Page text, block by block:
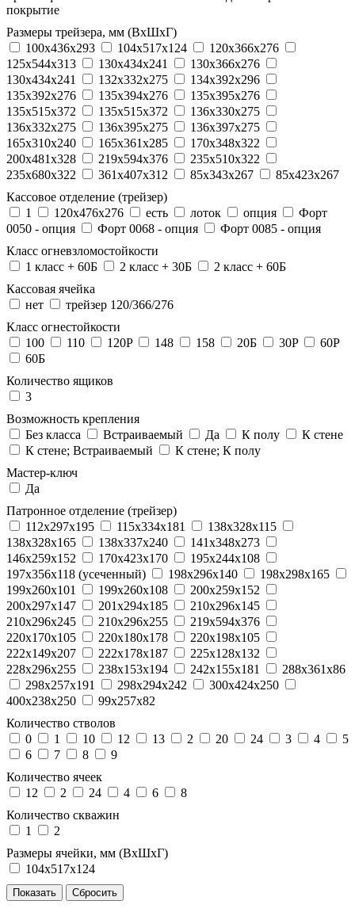
покрытие
Размеры трейзера, мм (ВхШхГ)
100x436x293
104х517х124
120x366x276
125x544x313
130x434x241
130х366х276
130х434х241
132x332x275
134x392x296
135x392x276
135x394x276
135x395x276
135x515x372
135х515х372
136x330x275
136x332x275
136x395x275
136x397x275
165x310x240
165x361x285
170x348x322
200x481x328
219x594x376
235x510x322
235x680x322
361x407x312 85x343x267
85x423x267
Кассовое отделение (трейзер)
1
120х476х276 есть лоток опция
Форт
0050 - опция
Форт 0068 - опция
Форт 0085 - опция
Класс огневзломостойкости
1 класс + 60Б
2 класс + 30Б
2 класс + 60Б
Кассовая ячейка
нет
трейзер 120/366/276
Класс огнестойкости
100
110 120P 148 158 20Б 30P
60P
60Б
Количество ящиков
3
Возможность крепления
Без класса
Встраиваемый Да К полу
К стене
К стене; Встраиваемый
К стене; К полу
Мастер-ключ
Да
Патронное отделение (трейзер)
112x297x195
115x334x181
138x328x115
138x328x165
138x337x240
141x348x273
146x259x152
170x423x170
195x244x108
197x356x118 (усеченный)
198x296x140
198x298x165
199x260x101
199x260x108
200x259x152
200x297x147
201x294x185
210x296x145
210x296x245
210x296x255
219x594x376
220x170x105
220x180x178
220x198x105
222x149x207
222x178x187
225x128x132
228x296x255
238x153x194 242x155x181
288x361x86
298x257x191
298x294x242
300x424x250
400x238x250
99x257x82
Количество стволов
0
1 10 12 13 2 20 24 3 4
5
6
7 8
9
Количество ячеек
12
2 24 4 6
8
Количество скважин
1
2
Размеры ячейки, мм (ВхШхГ)
104х517х124